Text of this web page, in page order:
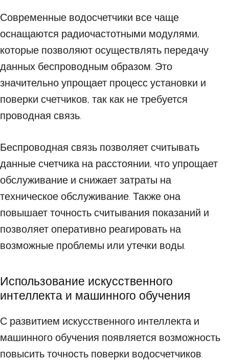
Современные водосчетчики все чаще
оснащаются радиочастотными модулями,
которые позволяют осуществлять передачу
данных беспроводным образом. Это
значительно упрощает процесс установки и
поверки счетчиков, так как не требуется
проводная связь.
Беспроводная связь позволяет считывать
данные счетчика на расстоянии, что упрощает
обслуживание и снижает затраты на
техническое обслуживание. Также она
повышает точность считывания показаний и
позволяет оперативно реагировать на
возможные проблемы или утечки воды.
Использование искусственного
интеллекта и машинного обучения
С развитием искусственного интеллекта и
машинного обучения появляется возможность
повысить точность поверки водосчетчиков.